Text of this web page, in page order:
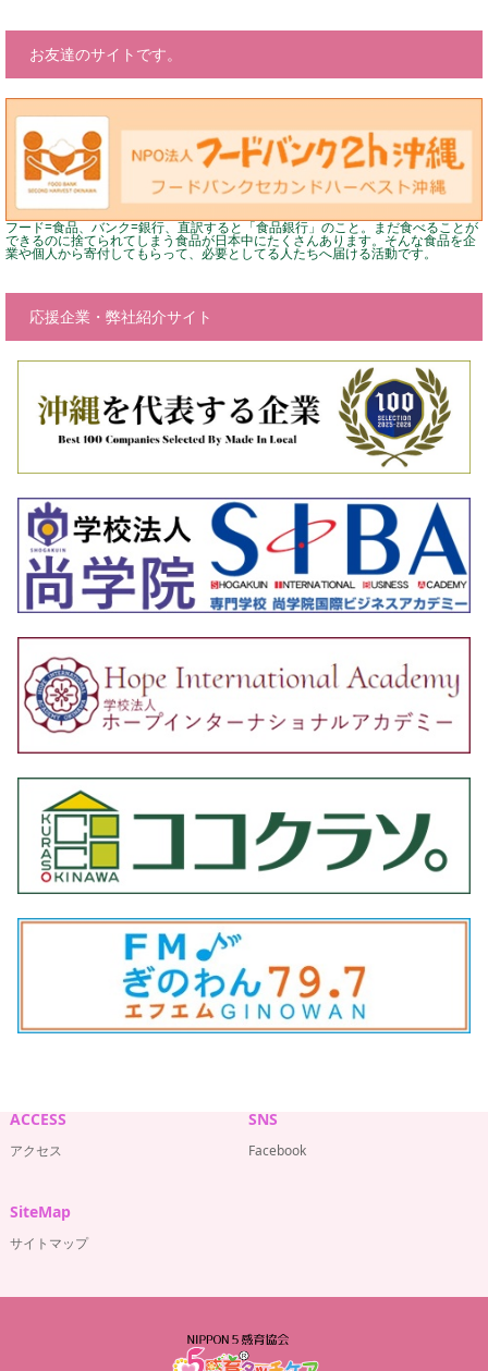
お友達のサイトです。
フード=食品、バンク=銀行、直訳すると「食品銀行」のこと。まだ食べることが
できるのに捨てられてしまう食品が日本中にたくさんあります。そんな食品を企
業や個人から寄付してもらって、必要としてる人たちへ届ける活動です。
応援企業・弊社紹介サイト
ACCESS
アクセス
SNS
Facebook
SiteMap
サイトマップ